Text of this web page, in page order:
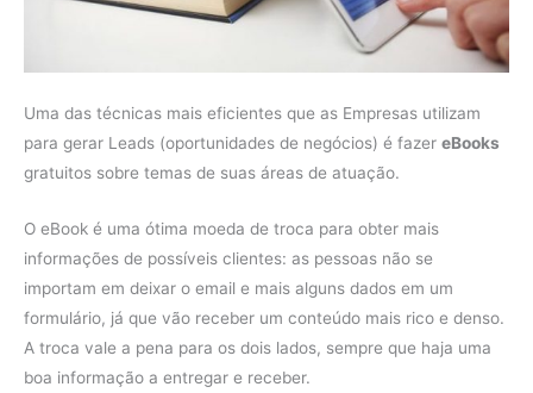
Uma das técnicas mais eficientes que as Empresas utilizam
para gerar Leads (oportunidades de negócios) é fazer eBooks
gratuitos sobre temas de suas áreas de atuação.
O eBook é uma ótima moeda de troca para obter mais
informações de possíveis clientes: as pessoas não se
importam em deixar o email e mais alguns dados em um
formulário, já que vão receber um conteúdo mais rico e denso.
A troca vale a pena para os dois lados, sempre que haja uma
boa informação a entregar e receber.